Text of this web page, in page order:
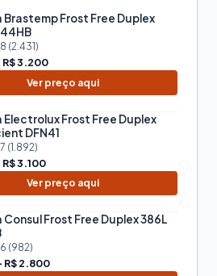
Brastemp Frost Free Duplex
(2.431)
R$ 3.200
Ver preço aqui
Electrolux Frost Free Duplex
DFN41
(1.892)
3.100
Ver preço aqui
Frost Free Duplex 386L
(982)
R$ 2.800